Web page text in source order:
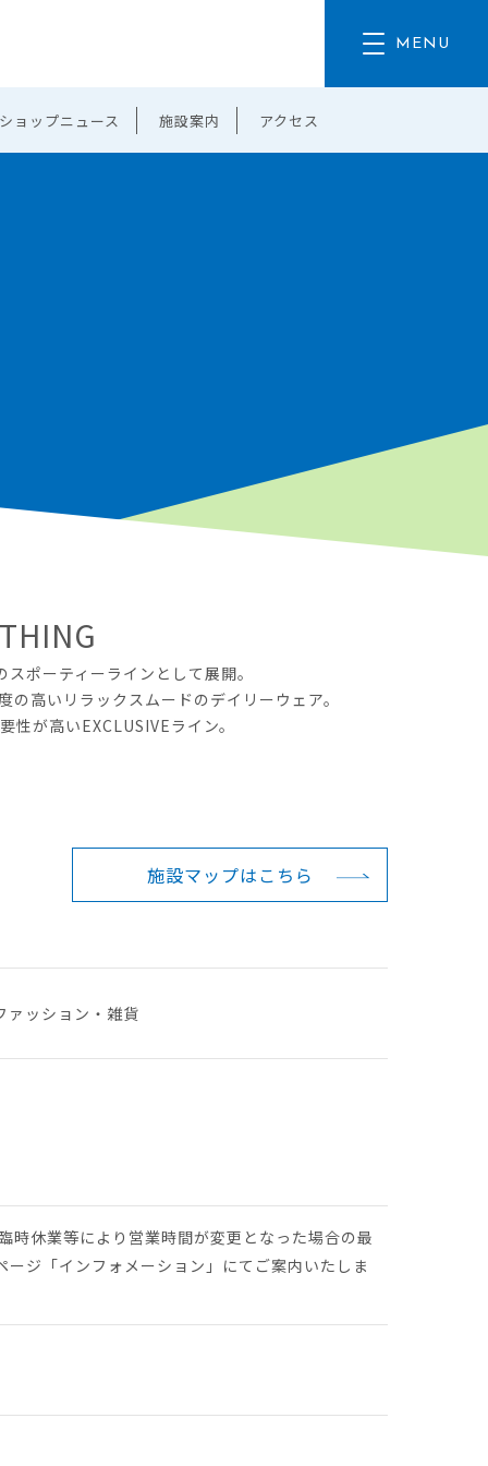
ョップニュース 施設案内 アクセス
ポーティーラインとして展開。
高いリラックスムードのデイリーウェア。
が高いEXCLUSIVEライン。
施設マップはこちら
ァッション・雑貨
時休業等により営業時間が変更となった場合の最
ージ「インフォメーション」にてご案内いたしま